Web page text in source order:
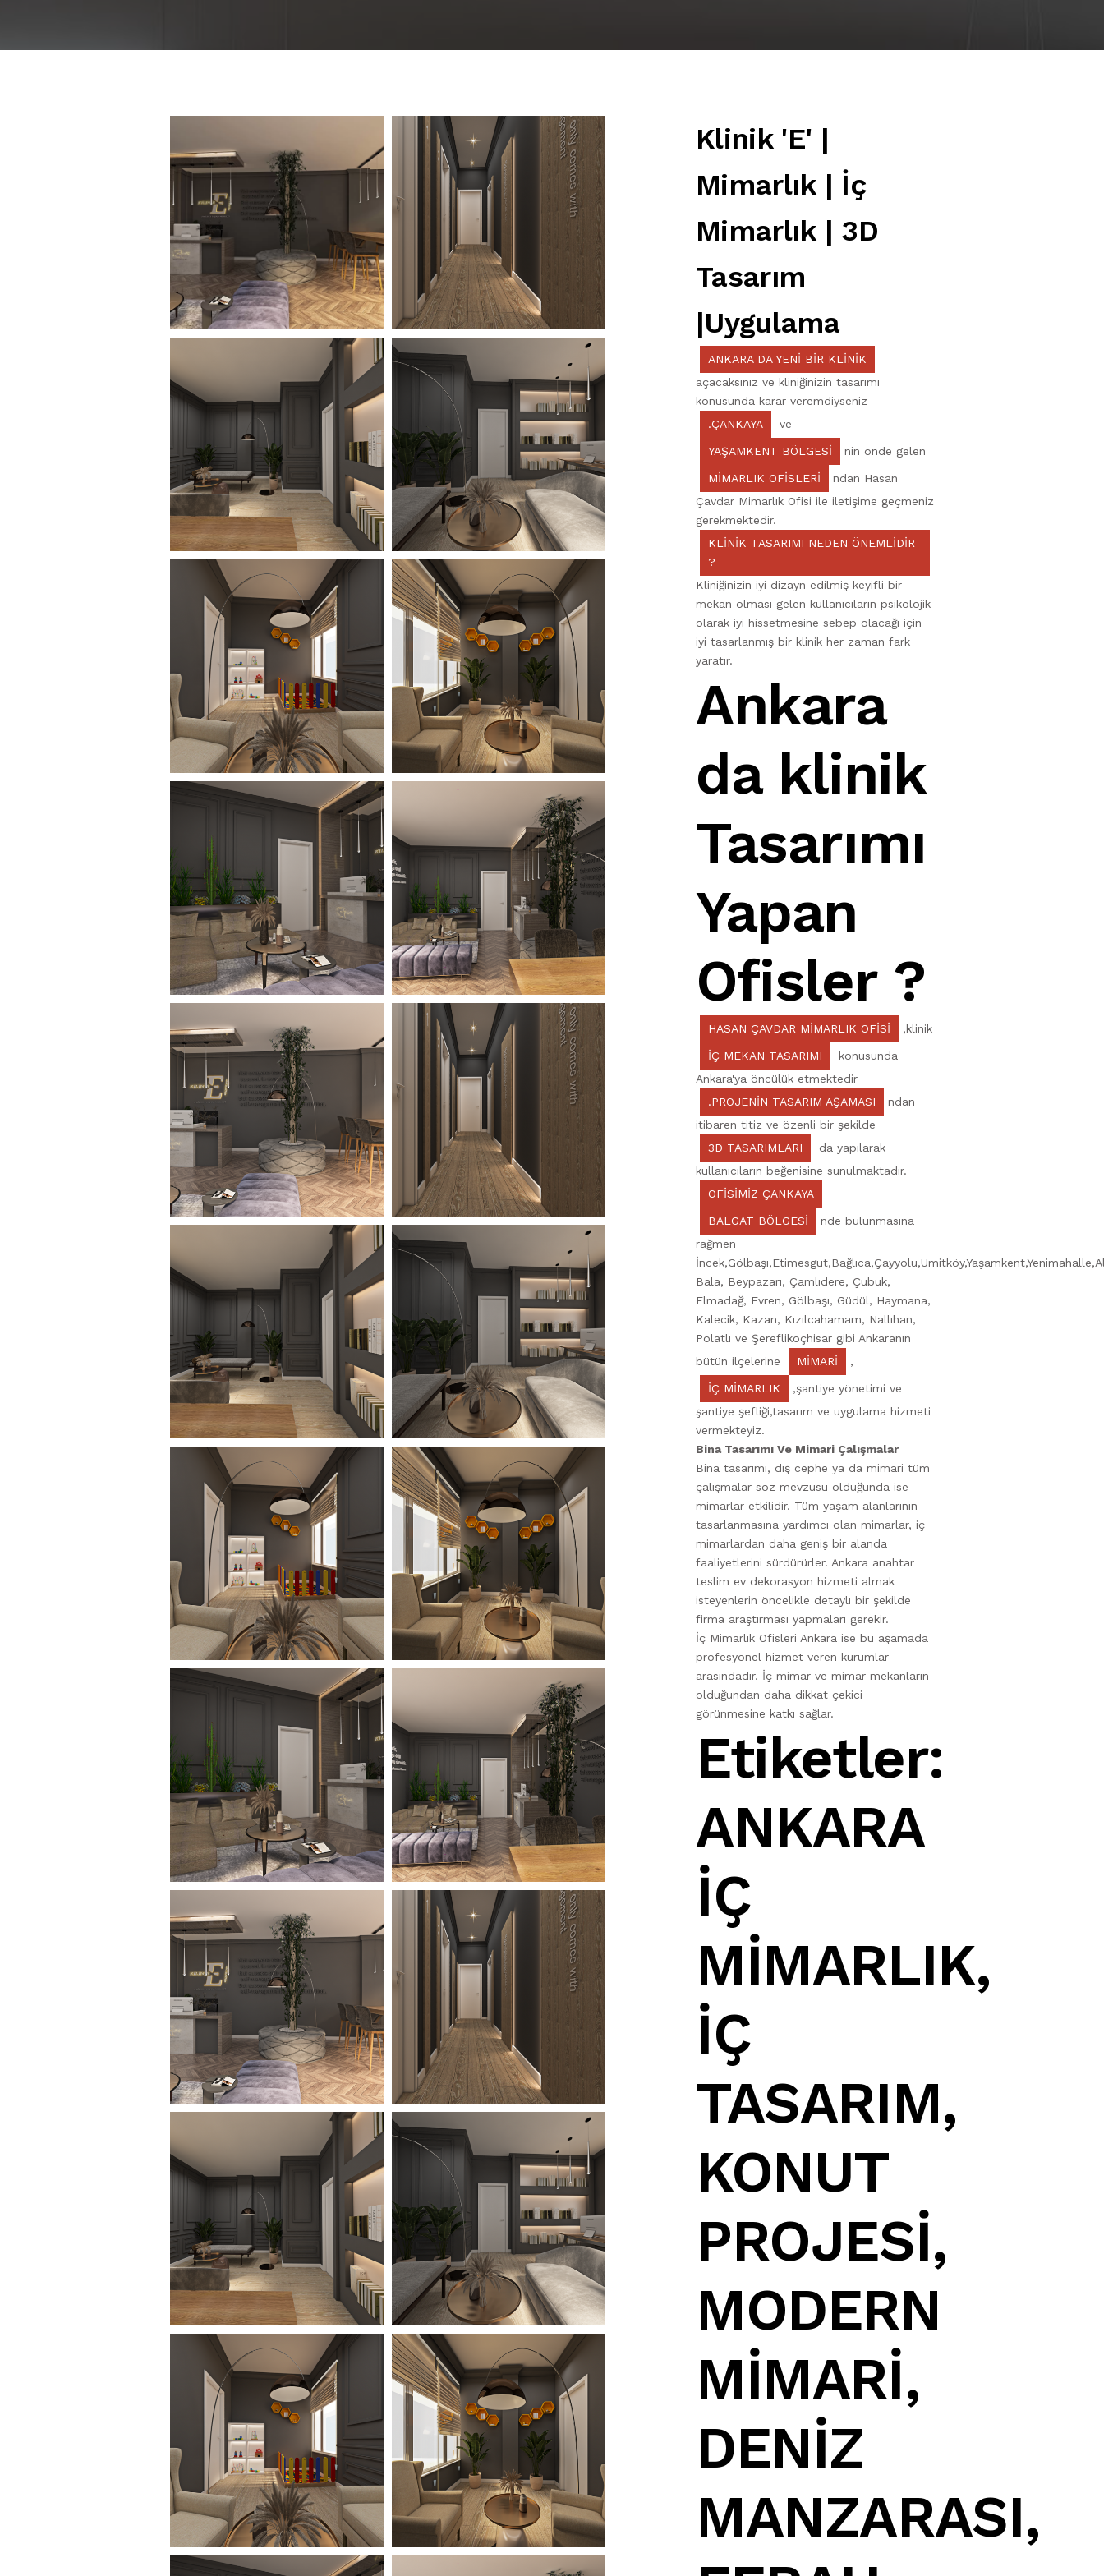
Klinik 'E' |
Mimarlık | İç
Mimarlık | 3D
Tasarım
|Uygulama
ANKARA DA YENI BIR KLINIK
açacaksınız ve kliniğinizin tasarımı
konusunda karar veremdiyseniz
.ÇANKAYA
ve
YAŞAMKENT BÖLGESI nin önde gelen
MIMARLIK OFISLERI
ndan Hasan
Çavdar Mimarlık Ofisi ile iletişime geçmeniz
gerekmektedir.
KLINIK TASARIMI NEDEN ÖNEMLIDIR
?
Kliniğinizin iyi dizayn edilmiş keyifli bir
mekan olması gelen kullanıcıların psikolojik
olarak iyi hissetmesine sebep olacağı için
iyi tasarlanmış bir klinik her zaman fark
yaratır.
Ankara
da klinik
Tasarımı
Yapan
Ofisler ?
HASAN ÇAVDAR MIMARLIK OFISI ,klinik
IÇ MEKAN TASARIMI
konusunda
Ankara'ya öncülük etmektedir
.PROJENIN TASARIM AŞAMASI
ndan
itibaren titiz ve özenli bir şekilde
3D TASARIMLARI
da yapılarak
kullanıcıların beğenisine sunulmaktadır.
OFİSİMİZ ÇANKAYA
BALGAT BÖLGESİ
nde bulunmasına
rağmen
Bala, Beypazarı, Çamlıdere, Çubuk,
Elmadağ, Evren, Gölbaşı, Güdül, Haymana,
Kalecik, Kazan, Kızılcahamam, Nallıhan,
Polatlı ve Şereflikoçhisar gibi Ankaranın
bütün ilçelerine
MİMARİ ,
İÇ MİMARLIK
,şantiye yönetimi ve
şantiye şefliği,tasarım ve uygulama hizmeti
vermekteyiz.
Bina Tasarımı Ve Mimari Çalışmalar
Bina tasarımı, dış cephe ya da mimari tüm
çalışmalar söz mevzusu olduğunda ise
mimarlar etkilidir. Tüm yaşam alanlarının
tasarlanmasına yardımcı olan mimarlar, iç
mimarlardan daha geniş bir alanda
faaliyetlerini sürdürürler. Ankara anahtar
teslim ev dekorasyon hizmeti almak
isteyenlerin öncelikle detaylı bir şekilde
firma araştırması yapmaları gerekir.
İç Mimarlık Ofisleri Ankara ise bu aşamada
profesyonel hizmet veren kurumlar
arasındadır. İç mimar ve mimar mekanların
olduğundan daha dikkat çekici
görünmesine katkı sağlar.
Etiketler:
ANKARA
İÇ
MİMARLIK,
İÇ
TASARIM,
KONUT
PROJESİ,
MODERN
MİMARİ,
DENİZ
MANZARASI,